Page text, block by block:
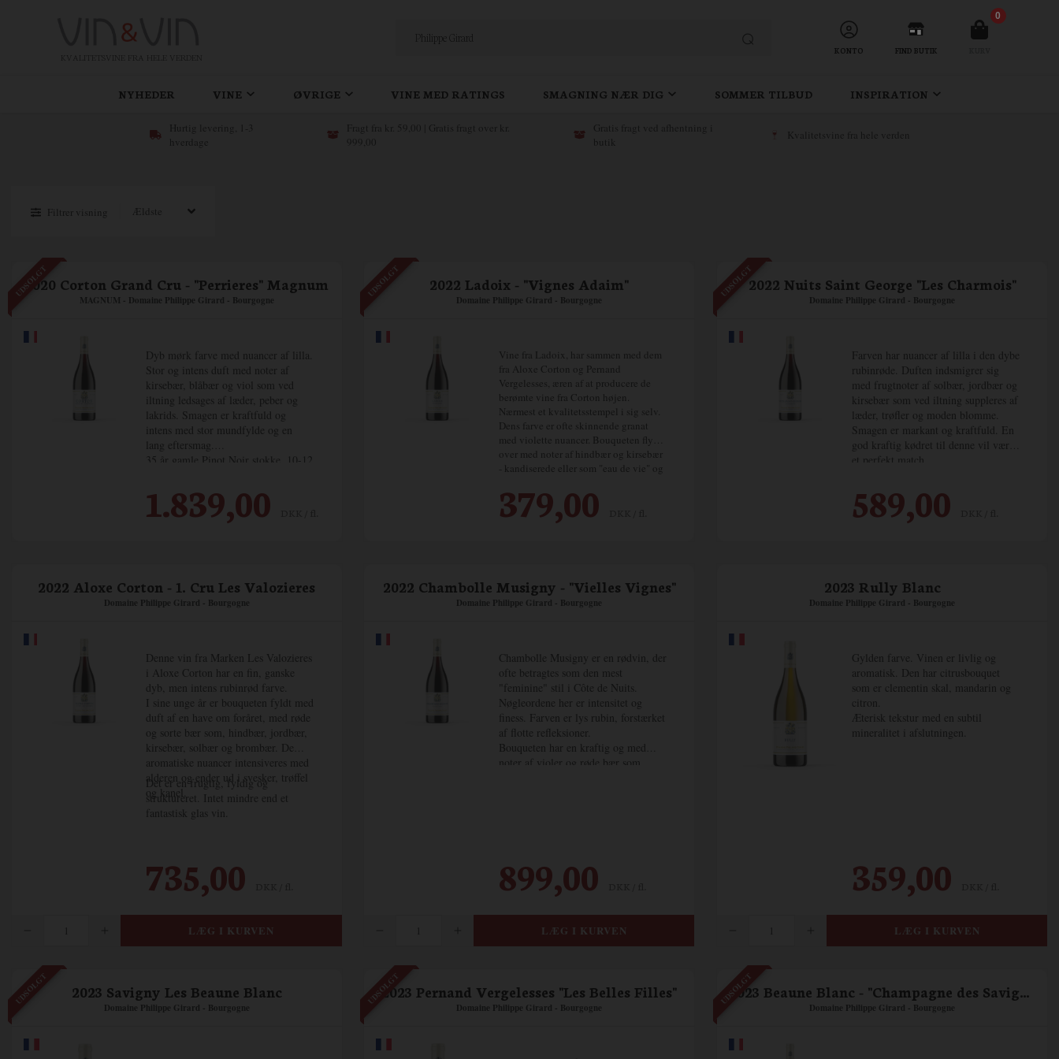
KVALITETSVINE FRA HELE VERDEN
KONTO FIND BUTIK
0
NYHEDER VINE ØVRIGE VINE MED RATINGS SMAGNING NÆR DIG SOMMER TILBUD INSPIRATION
Hurtig levering, 1-3
hverdage
Fragt fra kr. 59,00 | Gratis fragt over kr.
999,00
Gratis fragt ved afhentning i
butik
Kvalitetsvine fra hele verden
Filtrer visning
UDSOLGT
2020 Corton Grand Cru - "Perrieres" Magnum
MAGNUM - Domaine Philippe Girard - Bourgogne
Dyb mørk farve med nuancer af lilla.
Stor og intens duft med noter af
kirsebær, blåbær og viol som ved
iltning ledsages af læder, peber og
lakrids. Smagen er kraftfuld og
intens med stor mundfylde og en
lang eftersmag.
35 år gamle Pinot Noir stokke, 10-12
1.839,00
UDSOLGT 2022 Ladoix - "Vignes Adaim"
Domaine Philippe Girard - Bourgogne
Vine fra Ladoix, har sammen med dem
fra Aloxe Corton og Pernand
Vergelesses, æren af at producere de
berømte vine fra Corton højen.
Nærmest et kvalitetsstempel i sig selv.
Dens farve er ofte skinnende granat
med violette nuancer. Bouqueten flyder
over med noter af hindbær og kirsebær
- kandiserede eller som "eau de vie" og
I munden giver vinen ubesværet fylde
og rundhed, som en fløjlskugle,
understøttet af en solid struktur og
379,00
UDSOLGT2022 Nuits Saint George "Les Charmois"
Domaine Philippe Girard - Bourgogne
Farven har nuancer af lilla i den dybe
rubinrøde. Duften indsmigrer sig
med frugtnoter af solbær, jordbær og
kirsebær som ved iltning suppleres af
læder, trøfler og moden blomme.
Smagen er markant og kraftfuld. En
god kraftig kødret til denne vil være
et perfekt match.
Vinen er lavet på 50 år gamle
vinstokke og er lagret i 9 måneder på
fad, hvoraf de 40% er nye.
589,00
2022 Aloxe Corton - 1. Cru Les Valozieres
Domaine Philippe Girard - Bourgogne
Denne vin fra Marken Les Valozieres
i Aloxe Corton har en fin, ganske
dyb, men intens rubinrød farve.
I sine unge år er bouqueten fyldt med
duft af en have om foråret, med røde
og sorte bær som, hindbær, jordbær,
kirsebær, solbær og brombær. De
aromatiske nuancer intensiveres med
alderen og ender ud i svesker, trøffel
og kanel.
Det er en frugtig, fyldig og
struktureret. Intet mindre end et
fantastisk glas vin.
735,00
2022 Chambolle Musigny - "Vielles Vignes"
Domaine Philippe Girard - Bourgogne
Chambolle Musigny er en rødvin, der
ofte betragtes som den mest
"feminine" stil i Côte de Nuits.
Nøgleordene her er intensitet og
finess. Farven er lys rubin, forstærket
af flotte refleksioner.
Bouqueten har en kraftig og med
noter af violer og røde bær som
899,00
2023 Rully Blanc
Domaine Philippe Girard - Bourgogne
Gylden farve. Vinen er livlig og
aromatisk. Den har citrusbouquet
som er clementin skal, mandarin og
citron.
Æterisk tekstur med en subtil
mineralitet i afslutningen.
359,00
UDSOLGT 2023 Savigny Les Beaune Blanc
Domaine Philippe Girard - Bourgogne
UDSOLGT
2023 Pernand Vergelesses "Les Belles Filles"
Domaine Philippe Girard - Bourgogne
UDSOLGT 2023 Beaune Blanc - "Champagne des Savigny"
Domaine Philippe Girard - Bourgogne